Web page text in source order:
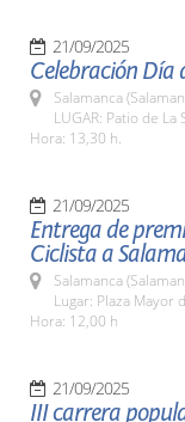
21/09/2025
Celebración Día
Salamanca
LUGAR: Patio de La
Hora: 13,30 h.
21/09/2025
Entrega de
Ciclista a
Salamanca
Lugar: Plaza Mayor
Hora: 12,00 h
21/09/2025
III carrera